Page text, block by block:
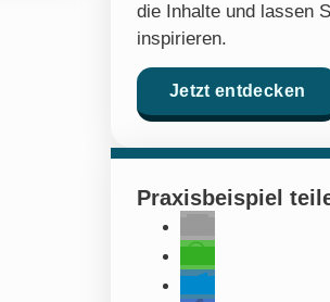
die Inhalte und lassen
inspirieren.
Jetzt entdecken
Praxisbeispiel